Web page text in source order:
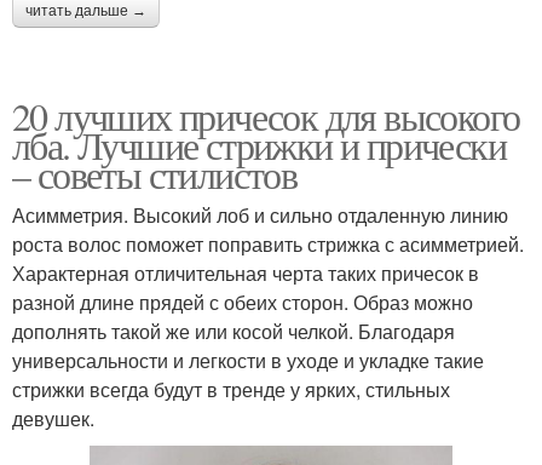
читать дальше →
20 лучших причесок для высокого
лба. Лучшие стрижки и прически
– советы стилистов
Асимметрия. Высокий лоб и сильно отдаленную линию
роста волос поможет поправить стрижка с асимметрией.
Характерная отличительная черта таких причесок в
разной длине прядей с обеих сторон. Образ можно
дополнять такой же или косой челкой. Благодаря
универсальности и легкости в уходе и укладке такие
стрижки всегда будут в тренде у ярких, стильных
девушек.